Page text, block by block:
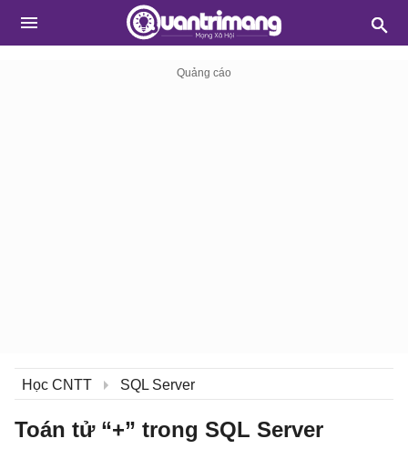
Học CNTT SQL Server
Toán tử “+” trong SQL Server